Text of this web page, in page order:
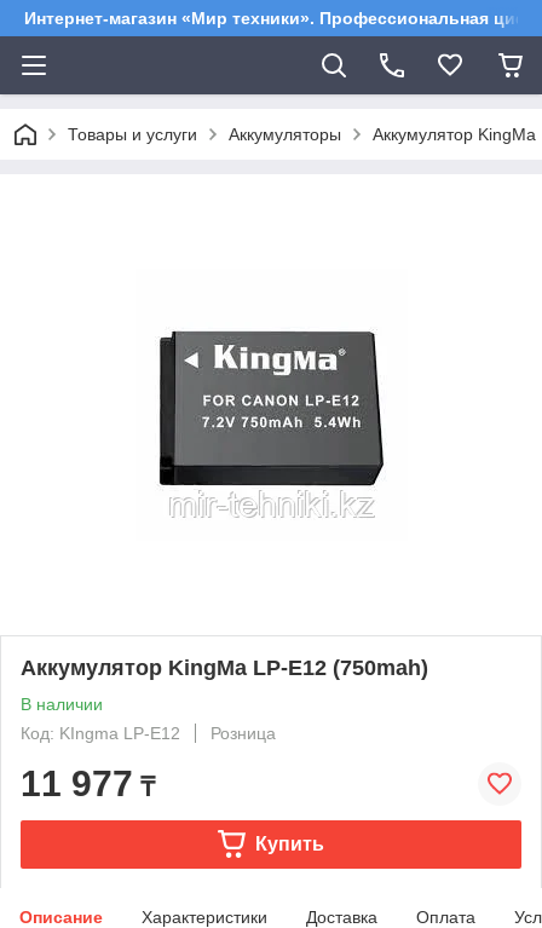
Интернет-магазин «Мир техники». Профессиональная
Товары и услуги Аккумуляторы Аккумулятор
Аккумулятор KingMa LP-E12 (750mah)
В наличии
Код: KIngma LP-E12
Розница
11 977 ₸
Купить
Описание Характеристики Доставка Оплата